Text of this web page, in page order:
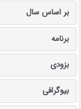
بر اساس سال
برنامه
بزودی
بیوگرافی